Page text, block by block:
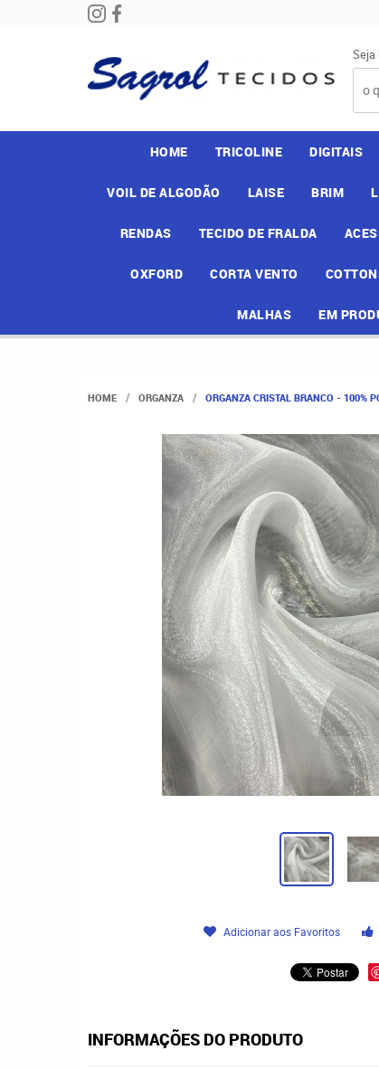
Seja
HOME TRICOLINE DIGITAIS
VOIL DE ALGODÃO LAISE BRIM
RENDAS TECIDO DE FRALDA
OXFORD CORTA VENTO
MALHAS EM
HOME ORGANZA ORGANZA CRISTAL BRANCO - 100%
Adicionar aos Favoritos
INFORMAÇÕES DO PRODUTO